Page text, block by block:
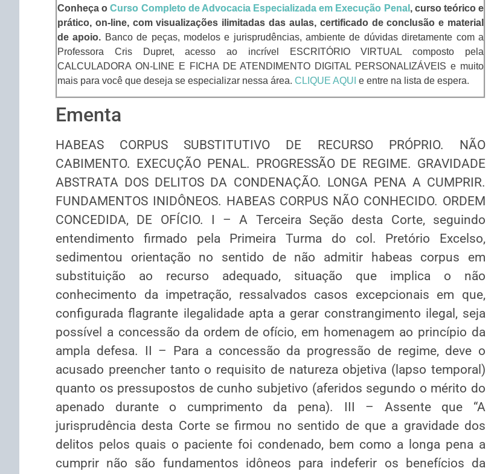
Conheça oCurso Completo de Advocacia Especializada em Execução Penal , curso teórico e
prático, on-line, com visualizações ilimitadas das aulas, certificado de conclusão e material
de apoio. Banco de peças, modelos e jurisprudências, ambiente de dúvidas diretamente com a
Professora Cris Dupret, acesso ao incrível ESCRITÓRIO VIRTUAL composto pela
CALCULADORA ON-LINE E FICHA DE ATENDIMENTO DIGITAL PERSONALIZÁVEIS e muito
mais para você que deseja se especializar nessa área. CLIQUE AQUI e entre na lista de espera.
Ementa
HABEAS CORPUS SUBSTITUTIVO DE RECURSO PRÓPRIO. NÃO
CABIMENTO. EXECUÇÃO PENAL. PROGRESSÃO DE REGIME. GRAVIDADE
ABSTRATA DOS DELITOS DA CONDENAÇÃO. LONGA PENA A CUMPRIR.
FUNDAMENTOS INIDÔNEOS. HABEAS CORPUS NÃO CONHECIDO. ORDEM
CONCEDIDA, DE OFÍCIO. I – A Terceira Seção desta Corte, seguindo
entendimento firmado pela Primeira Turma do col. Pretório Excelso,
sedimentou orientação no sentido de não admitir habeas corpus em
substituição ao recurso adequado, situação que implica o não
conhecimento da impetração, ressalvados casos excepcionais em que,
configurada flagrante ilegalidade apta a gerar constrangimento ilegal, seja
possível a concessão da ordem de ofício, em homenagem ao princípio da
ampla defesa. II – Para a concessão da progressão de regime, deve o
acusado preencher tanto o requisito de natureza objetiva (lapso temporal)
quanto os pressupostos de cunho subjetivo (aferidos segundo o mérito do
apenado durante o cumprimento da pena). III – Assente que “A
jurisprudência desta Corte se firmou no sentido de que a gravidade dos
delitos pelos quais o paciente foi condenado, bem como a longa pena a
cumprir não são fundamentos idôneos para indeferir os benefícios da